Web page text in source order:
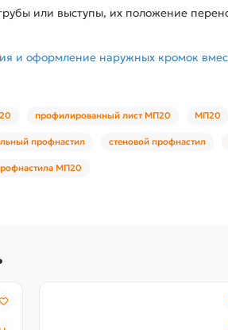
или выступы, их положение
и оформление наружных кромок
профилированный лист МП20 МП20
профнастил стеновой профнастил
МП20